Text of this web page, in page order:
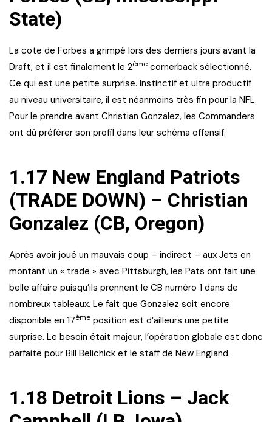
State)
La cote de Forbes a grimpé lors des derniers jours avant la
Draft, et il est finalement le 2ème cornerback sélectionné.
Ce qui est une petite surprise. Instinctif et ultra productif
au niveau universitaire, il est néanmoins très fin pour la NFL.
Pour le prendre avant Christian Gonzalez, les Commanders
ont dû préférer son profil dans leur schéma offensif.
1.17 New England Patriots
(TRADE DOWN) – Christian
Gonzalez (CB, Oregon)
Après avoir joué un mauvais coup – indirect – aux Jets en
montant un « trade » avec Pittsburgh, les Pats ont fait une
belle affaire puisqu’ils prennent le CB numéro 1 dans de
nombreux tableaux. Le fait que Gonzalez soit encore
disponible en 17ème position est d’ailleurs une petite
surprise. Le besoin était majeur, l’opération globale est donc
parfaite pour Bill Belichick et le staff de New England.
1.18 Detroit Lions – Jack